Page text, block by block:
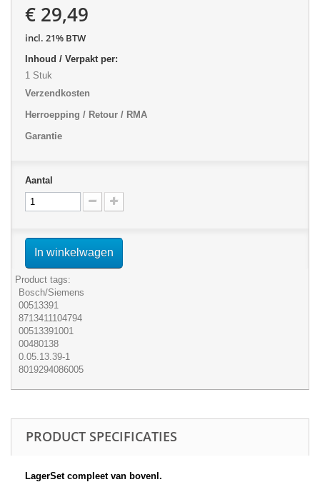
€ 29,49
incl. 21% BTW
Inhoud / Verpakt per:
1 Stuk
Verzendkosten
Herroepping / Retour / RMA
Garantie
Aantal
In winkelwagen
Product tags:
Bosch/Siemens
00513391
8713411104794
00513391001
00480138
0.05.13.39-1
8019294086005
PRODUCT SPECIFICATIES
LagerSet compleet van bovenl.